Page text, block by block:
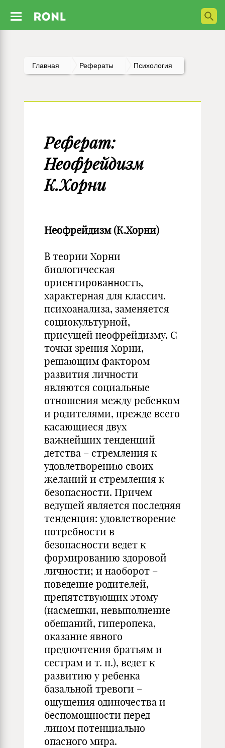
Главная Рефераты Психология
Реферат:
Неофрейдизм
К.Хорни
Неофрейдизм (К.Хорни)
В теории Хорни
биологическая
ориентированность,
характерная для классич.
психоанализа, заменяется
социокультурной,
присущей неофрейдизму. С
точки зрения Хорни,
решающим фактором
развития личности
являются социальные
отношения между ребенком
и родителями, прежде всего
касающиеся двух
важнейших тенденций
детства – стремления к
удовлетворению своих
желаний и стремления к
безопасности. Причем
ведущей является последняя
тенденция: удовлетворение
потребности в
безопасности ведет к
формированию здоровой
личности; и наоборот –
поведение родителей,
препятствующих этому
(насмешки, невыполнение
обещаний, гиперопека,
оказание явного
предпочтения братьям и
сестрам и т. п.), ведет к
развитию у ребенка
базальной тревоги –
ощущения одиночества и
беспомощности перед
лицом потенциально
опасного мира.